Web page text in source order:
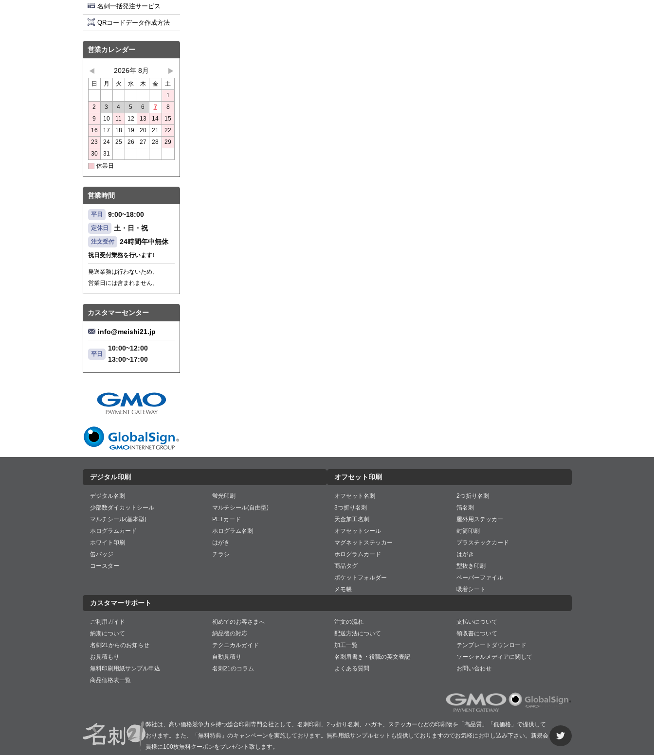
名刺一括発注サービス
QRコードデータ作成方法
営業カレンダー
2026年 8月
日 月 火 水 木 金
土
1
2
3 4 5 6 7
8
9
10 11 12 13 14
15
16
17 18 19 20 21
22
23
24 25 26 27 28
29
30
31
休業日
営業時間
平日 9:00~18:00
定休日 土・日・祝
注文受付 24時間年中無休
祝日受付業務を行います!
発送業務は行わないため、
営業日には含まれません。
カスタマーセンター
info@meishi21.jp
平日
10:00~12:00
13:00~17:00
デジタル印刷
デジタル名刺
蛍光印刷
少部数ダイカットシール
マルチシール(自由型)
マルチシール(基本型)
PETカード
ホログラムカード
ホログラム名刺
ホワイト印刷
はがき
缶バッジ
チラシ
コースター
オフセット印刷
オフセット名刺
2つ折り名刺
3つ折り名刺
箔名刺
天金加工名刺
屋外用ステッカー
オフセットシール
封筒印刷
マグネットステッカー
プラスチックカード
ホログラムカード
はがき
商品タグ
型抜き印刷
ポケットフォルダー
ペーパーファイル
メモ帳
吸着シート
カスタマーサポート
ご利用ガイド 初めてのお客さまへ 注文の流れ
支払いについて
納期について
納品後の対応 配送方法について
領収書について
名刺21からのお知らせ
テクニカルガイド 加工一覧
テンプレートダウンロード
お見積もり
自動見積り 名刺肩書き・役職の英文表記
ソーシャルメディアに関して
無料印刷用紙サンプル申込
名刺21のコラム よくある質問
お問い合わせ
商品価格表一覧
弊社は、高い価格競争力を持つ総合印刷専門会社として、名刺印刷、2っ折り名刺、ハガキ、ステッカーなどの印刷物を「高品質」「低価格」で提供して
おります。また、「無料特典」のキャンペーンを実施しております。無料用紙サンプルセットも提供しておりますのでお気軽にお申し込み下さい。新規会
員様に100枚無料クーポンをプレゼント致します。